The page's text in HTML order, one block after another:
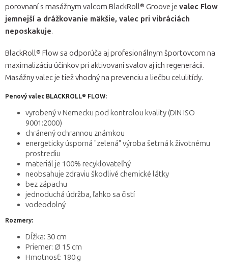
porovnaní s masážnym valcom BlackRoll® Groove je valec Flow
jemnejší a drážkovanie mäkšie, valec pri vibráciách
neposkakuje.
BlackRoll® Flow sa odporúča aj profesionálnym športovcom na
maximalizáciu účinkov pri aktivovaní svalov aj ich regenerácii.
Masážny valec je tiež vhodný na prevenciu a liečbu celulitídy.
Penový valec BLACKROLL® FLOW:
vyrobený v Nemecku pod kontrolou kvality (DIN ISO
9001:2000)
chránený ochrannou známkou
energeticky úsporná "zelená" výroba šetrná k životnému
prostrediu
materiál je 100% recyklovateľný
neobsahuje zdraviu škodlivé chemické látky
bez zápachu
jednoduchá údržba, ľahko sa čistí
vodeodolný
Rozmery:
Dĺžka: 30 cm
Priemer: Ø 15 cm
Hmotnosť: 180 g